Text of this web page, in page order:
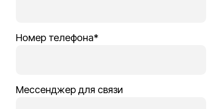
Номер телефона*
Мессенджер для связи